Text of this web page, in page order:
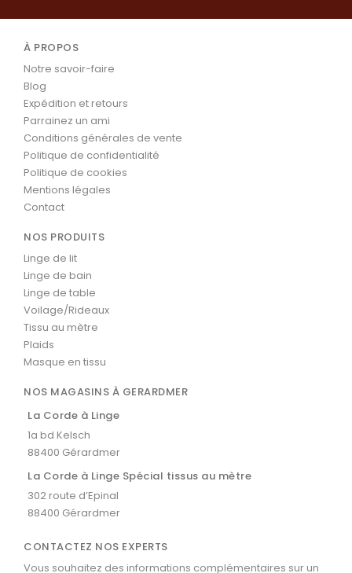
À PROPOS
Notre savoir-faire
Blog
Expédition et retours
Parrainez un ami
Conditions générales de vente
Politique de confidentialité
Politique de cookies
Mentions légales
Contact
NOS PRODUITS
Linge de lit
Linge de bain
Linge de table
Voilage/Rideaux
Tissu au mètre
Plaids
Masque en tissu
NOS MAGASINS À GERARDMER
La Corde à Linge
1a bd Kelsch
88400 Gérardmer
La Corde à Linge Spécial tissus au mètre
302 route d’Epinal
88400 Gérardmer
CONTACTEZ NOS EXPERTS
Vous souhaitez des informations complémentaires sur un